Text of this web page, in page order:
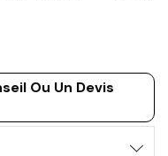
Ou Un Devis